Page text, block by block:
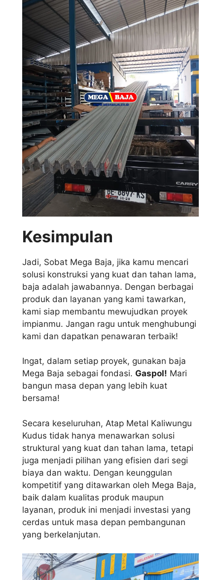
Kesimpulan
Jadi, Sobat Mega Baja, jika kamu mencari
solusi konstruksi yang kuat dan tahan lama,
baja adalah jawabannya. Dengan berbagai
produk dan layanan yang kami tawarkan,
kami siap membantu mewujudkan proyek
impianmu. Jangan ragu untuk menghubungi
kami dan dapatkan penawaran terbaik!
Ingat, dalam setiap proyek, gunakan baja
Mega Baja sebagai fondasi. Gaspol! Mari
bangun masa depan yang lebih kuat
bersama!
Secara keseluruhan, Atap Metal Kaliwungu
Kudus tidak hanya menawarkan solusi
struktural yang kuat dan tahan lama, tetapi
juga menjadi pilihan yang efisien dari segi
biaya dan waktu. Dengan keunggulan
kompetitif yang ditawarkan oleh Mega Baja,
baik dalam kualitas produk maupun
layanan, produk ini menjadi investasi yang
cerdas untuk masa depan pembangunan
yang berkelanjutan.